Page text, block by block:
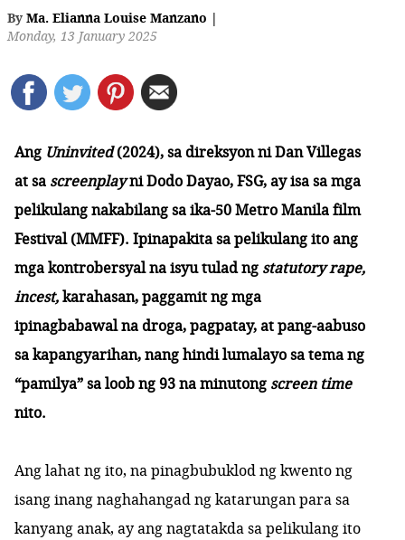
By Ma. Elianna Louise Manzano |
Monday, 13 January 2025
Ang Uninvited(2024), sa direksyon ni Dan Villegas
at sa screenplayni Dodo Dayao, FSG, ay isa sa mga
pelikulang nakabilang sa ika-50 Metro Manila film
Festival (MMFF). Ipinapakita sa pelikulang ito ang
mga kontrobersyal na isyu tulad ng statutory rape,
incest,karahasan, paggamit ng mga
ipinagbabawal na droga, pagpatay, at pang-aabuso
sa kapangyarihan, nang hindi lumalayo sa tema ng
“pamilya” sa loob ng 93 na minutong screen time
nito.
Ang lahat ng ito, na pinagbubuklod ng kwento ng
isang inang naghahangad ng katarungan para sa
kanyang anak, ay ang nagtatakda sa pelikulang ito